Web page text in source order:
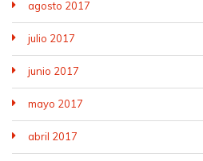
agosto 2017
julio 2017
junio 2017
mayo 2017
abril 2017